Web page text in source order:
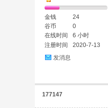
金钱
24
谷币
0
在线时间
6 小时
注册时间
2020-7-13
发消息
177147